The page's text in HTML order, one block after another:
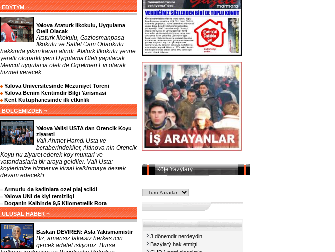
EĐÝTÝM ¬
Yalova Ataturk Ilkokulu, Uygulama
Oteli Olacak
Ataturk Ilkokulu, Gaziosmanpasa
Ilkokulu ve Saffet Cam Ortaokulu
hakkinda yikim karari alindi. Ataturk Ilkokulu yerine
yeralti otoparkli yeni Uygulama Oteli yapilacak.
Mevcut uygulama oteli de Ogretmen Evi olarak
hizmet verecek....
Yalova Universitesinde Mezuniyet Toreni
Yalova Benim Kentimdir Bilgi Yarismasi
Kent Kutuphanesinde ilk etkinlik
BÖLGEMIZDEN ¬
Yalova Valisi USTA dan Orencik Koyu
ziyareti
Vali Ahmet Hamdi Usta ve
beraberindekiler, Altinova nin Orencik
Koyu nu ziyaret ederek koy muhtari ve
vatandaslarla bir araya geldiler. Vali Usta:
koylerimize hizmet ve kirsal kalkinmaya destek
devam edecektir....
Armutlu da kadinlara ozel plaj acildi
Yalova UNI de kiyi temizligi
Doganin Kalbinde 9,5 Kilometrelik Rota
ULUSAL HABER ¬
Baskan DEVIREN: Asla Yakismamistir
Biz, amansiz fakatsiz herkes icin
gercek adalet istiyoruz. Bursa
Köţe Yazýlarý
3 dönemdir nerdeydin
Bazýlarý hak etmiţti